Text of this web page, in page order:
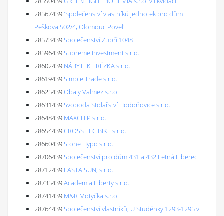
28567439'Společenství vlastníků jednotek pro dům
Peškova 502/4, Olomouc Povel'
28573439Společenství Zubří 1048
28596439Supreme Investment s.r.o.
28602439 NÁBYTEK FRÉZKA s.r.o.
28619439Simple Trade s.r.o.
28625439Obaly Valmez s.r.o.
28631439Svoboda Stolařství Hodoňovice s.r.o.
28648439 MAXCHIP s.r.o.
28654439CROSS TEC BIKE s.r.o.
28660439Stone Hypo s.r.o.
28706439Společenství pro dům 431 a 432 Letná Liberec
28712439 LASTA SUN, s.r.o.
28735439Academia Liberty s.r.o.
28741439 M&R Motyčka s.r.o.
28764439Společenství vlastníků, U Studénky 1293-1295 v